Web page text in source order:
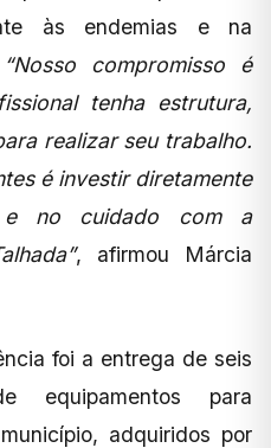
às endemias e na
“Nosso compromisso é
tenha estrutura,
realizar seu trabalho.
é investir diretamente
e no cuidado com a
, afirmou Márcia
foi a entrega de seis
equipamentos para
adquiridos por